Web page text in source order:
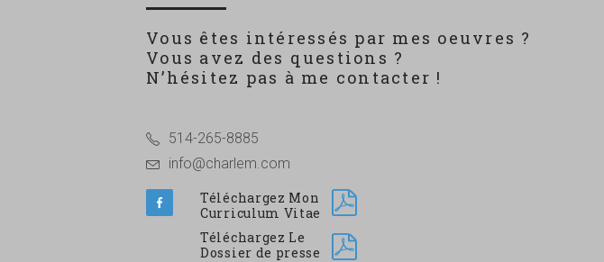
Vous êtes intéressés par mes oeuvres ?
Vous avez des questions ?
N’hésitez pas à me contacter !
514-265-8885
info@charlem.com
Téléchargez Mon
Curriculum Vitae
Téléchargez Le
Dossier de presse